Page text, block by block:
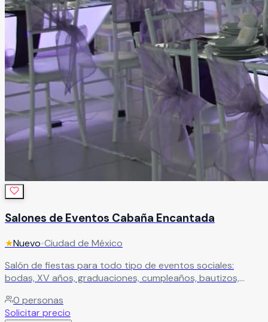
Salones de Eventos Cabaña Encantada
★Nuevo•Ciudad de México
Salón de fiestas para todo tipo de eventos sociales:
bodas, XV años, graduaciones, cumpleaños, bautizos,
cualquier ocasión especial.
0 personas
Solicitar precio